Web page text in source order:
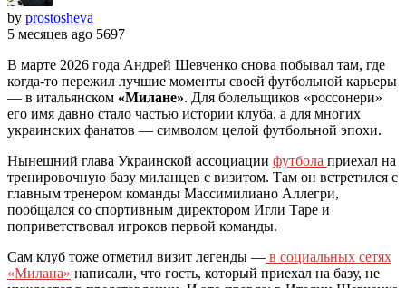
by prostosheva
5 месяцев ago 5697
В марте 2026 года Андрей Шевченко снова побывал там, где
когда-то пережил лучшие моменты своей футбольной карьеры
— в итальянском «Милане». Для болельщиков «россонери»
его имя давно стало частью истории клуба, а для многих
украинских фанатов — символом целой футбольной эпохи.
Нынешний глава Украинской ассоциации футбола приехал на
тренировочную базу миланцев с визитом. Там он встретился с
главным тренером команды Массимилиано Аллегри,
пообщался со спортивным директором Игли Таре и
поприветствовал игроков первой команды.
Сам клуб тоже отметил визит легенды — в социальных сетях
«Милана» написали, что гость, который приехал на базу, не